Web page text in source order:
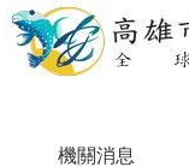
機關消息